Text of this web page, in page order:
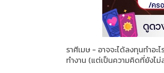
ราศีเมษ - อาจจะได้ลงทุนทำอ
ทำงาน (แต่เป็นความคิดที่ยังไม่